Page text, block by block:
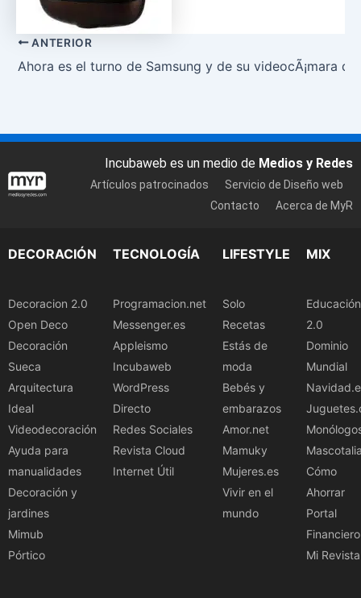
ANTERIOR
Ahora es el turno de Samsung y de su videocÃ¡mara
Incubaweb es un medio de Medios y Redes
Artículos patrocinados
Servicio de Diseño web
Contacto
Acerca de MyR
DECORACIÓN
Decoracion 2.0
Open Deco
Decoración
Sueca
Arquitectura
Ideal
Videodecoración
Ayuda para
manualidades
Decoración y
jardines
Mimub
Pórtico
TECNOLOGÍA
Programacion.net
Messenger.es
Appleismo
Incubaweb
WordPress
Directo
Redes Sociales
Revista Cloud
Internet Útil
LIFESTYLE
Solo
Recetas
Estás de
moda
Bebés y
embarazos
Amor.net
Mamuky
Mujeres.es
Vivir en el
mundo
MIX
Educación
2.0
Dominio
Mundial
Cómo
Ahorrar
Portal
Financiero
Mi Revista